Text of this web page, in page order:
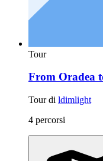
Tour
From Oradea
Tour di ldimlight
4 percorsi